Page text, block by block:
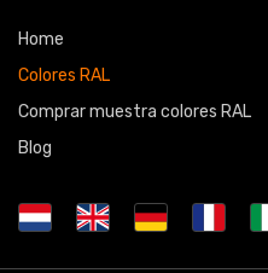
Home
Colores RAL
Comprar muestra colores RAL
Blog